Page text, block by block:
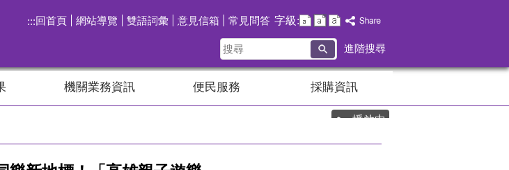
:::回首頁 網站導覽 雙語詞彙 意見信箱 常見問答 字級:
搜
尋
進階搜尋
機關業務資訊 便民服務 採購資訊
播放中